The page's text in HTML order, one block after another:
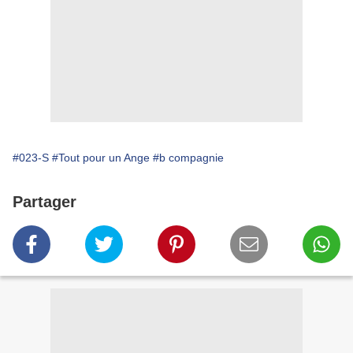
#023-S #Tout pour un Ange #b compagnie
Partager